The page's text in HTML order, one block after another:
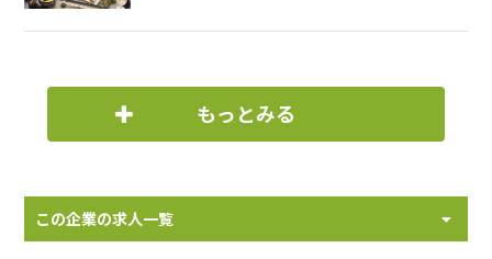
もっとみる
この企業の求人一覧